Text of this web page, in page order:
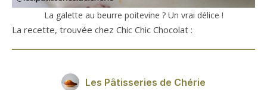
La galette au beurre poitevine ? Un vrai délice !
La recette, trouvée chez Chic Chic Chocolat :
Les Pâtisseries de Chérie